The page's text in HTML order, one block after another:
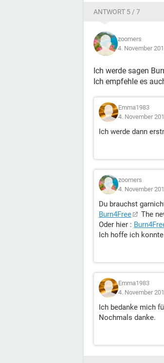
ANTWORT 5 / 7
zoomers
4. November
Ich werde sagen
Ich empfehle es
Emma1983
4. November
Ich werde dann
zoomers
4. November
Du brauchst
Burn4Free
The
Oder hier :
Ich hoffe ich
Emma1983
4. November
Ich bedanke mich
Nochmals danke.